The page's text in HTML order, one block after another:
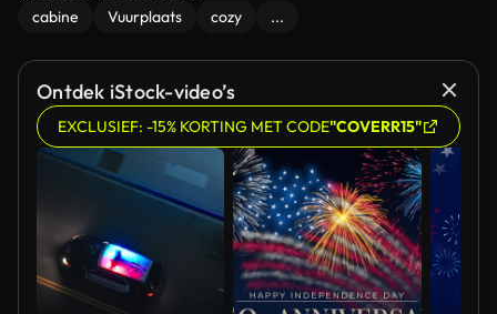
cabine Vuurplaats cozy ...
Ontdek iStock-video’s
EXCLUSIEF: -15% KORTING MET CODE"COVERR15"